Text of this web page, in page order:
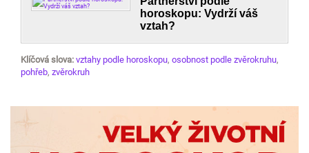
horoskopu: Vydrží váš
vztah?
Klíčová slova: vztahy podle horoskopu, osobnost podle zvěrokruhu,
pohřeb, zvěrokruh